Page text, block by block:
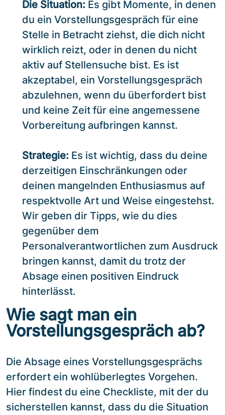
Die Situation: Es gibt Momente, in denen
du ein Vorstellungsgespräch für eine
Stelle in Betracht ziehst, die dich nicht
wirklich reizt, oder in denen du nicht
aktiv auf Stellensuche bist. Es ist
akzeptabel, ein Vorstellungsgespräch
abzulehnen, wenn du überfordert bist
und keine Zeit für eine angemessene
Vorbereitung aufbringen kannst.
Strategie: Es ist wichtig, dass du deine
derzeitigen Einschränkungen oder
deinen mangelnden Enthusiasmus auf
respektvolle Art und Weise eingestehst.
Wir geben dir Tipps, wie du dies
gegenüber dem
Personalverantwortlichen zum Ausdruck
bringen kannst, damit du trotz der
Absage einen positiven Eindruck
hinterlässt.
Wie sagt man ein
Vorstellungsgespräch ab?
Die Absage eines Vorstellungsgesprächs
erfordert ein wohlüberlegtes Vorgehen.
Hier findest du eine Checkliste, mit der du
sicherstellen kannst, dass du die Situation